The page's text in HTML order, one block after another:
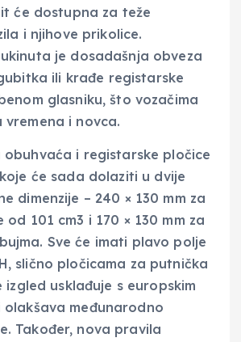
će dostupna za teže
i njihove prikolice.
je dosadašnja obveza
ili krađe registarske
glasniku, što vozačima
vremena i novca.
obuhvaća i registarske pločice
će sada dolaziti u dvije
dimenzije – 240 × 130 mm za
101 cm3 i 170 × 130 mm za
Sve će imati plavo polje
slično pločicama za putnička
izgled usklađuje s europskim
međunarodno
Također, nova pravila